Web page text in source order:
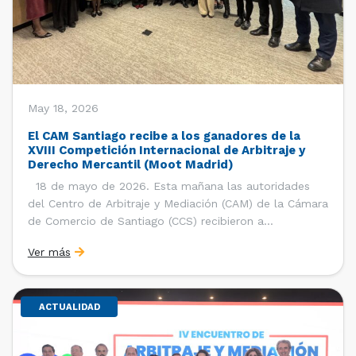
May 18, 2026
El CAM Santiago recibe a los ganadores de la
XVIII Competición Internacional de Arbitraje y
Derecho Mercantil (Moot Madrid)
18 de mayo de 2026. Esta mañana las autoridades
del Centro de Arbitraje y Mediación (CAM) de la Cámara
de Comercio de Santiago (CCS) recibieron a
Facultad de Derecho de la Universidad de Chile que se
consagró como ganador de la […]
Ver más
ACTUALIDAD